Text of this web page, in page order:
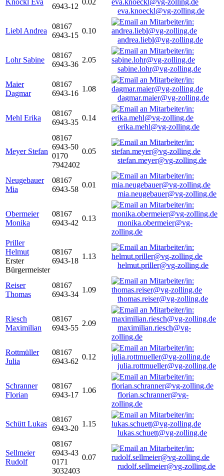
Knöckl Eva
6943-12
0.02
eva.knoeckl@vg-zolling.de
Liebl Andrea
08167
6943-15
0.10
andrea.liebl@vg-zolling.de
Lohr Sabine
08167
6943-36
2.05
sabine.lohr@vg-zolling.de
Maier
Dagmar
08167
6943-16
1.08
dagmar.maier@vg-zolling.de
Mehl Erika
08167
6943-35
0.14
erika.mehl@vg-zolling.de
Meyer Stefan
08167
6943-50
0170
7942402
0.05
stefan.meyer@vg-zolling.de
Neugebauer
Mia
08167
6943-58
0.01
mia.neugebauer@vg-zolling.de
Obermeier
Monika
08167
6943-42
0.13
monika.obermeier@vg-
zolling.de
Priller
Helmut
Erster
Bürgermeister
08167
6943-18
1.13
helmut.priller@vg-zolling.de
Reiser
Thomas
08167
6943-34
1.09
thomas.reiser@vg-zolling.de
Riesch
Maximilian
08167
6943-55
2.09
maximilian.riesch@vg-
zolling.de
Rottmüller
Julia
08167
6943-62
0.12
julia.rottmueller@vg-zolling.de
Schranner
Florian
08167
6943-17
1.06
florian.schranner@vg-
zolling.de
Schütt Lukas
08167
6943-20
1.15
lukas.schuett@vg-zolling.de
Sellmeier
Rudolf
08167
6943-43
0171
3032403
0.07
rudolf.sellmeier@vg-zolling.de